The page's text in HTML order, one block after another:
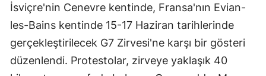
Diyarbakır
Edirne
Elazığ
İsviçre'nin Cenevre kentinde, Fransa'nın Evian-
les-Bains kentinde 15-17 Haziran tarihlerinde
gerçekleştirilecek G7 Zirvesi'ne karşı bir gösteri
düzenlendi. Protestolar, zirveye yaklaşık 40